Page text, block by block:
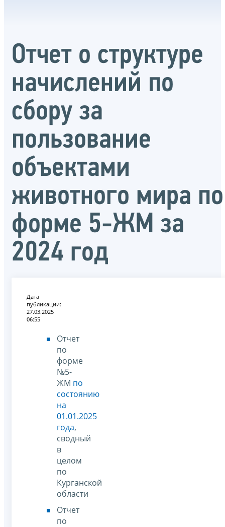
Отчет о структуре
начислений по
сбору за
пользование
объектами
животного мира по
форме 5-ЖМ за
2024 год
Дата
публикации:
27.03.2025
06:55
Отчет
по
форме
№5-
ЖМ по
состоянию
на
01.01.2025
года,
сводный
в
целом
по
Курганской
области
Отчет
по